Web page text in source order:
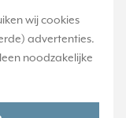
wij cookies
advertenties.
noodzakelijke